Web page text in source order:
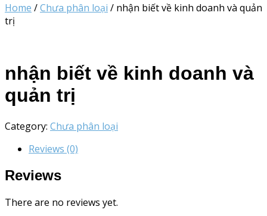
Home /Chưa phân loại / nhận biết về kinh doanh và quản
trị
nhận biết về kinh doanh và
quản trị
Category: Chưa phân loại
Reviews (0)
Reviews
There are no reviews yet.